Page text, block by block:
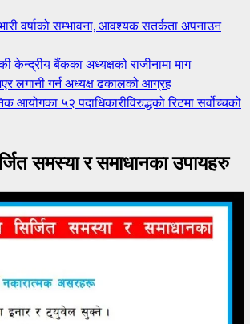
वर्षाको सम्भावना, आवश्यक सतर्कता अपनाउन
केन्द्रीय बैंकका अध्यक्षको राजीनामा माग
लगानी गर्न अध्यक्ष ढकालको आग्रह
आयोगका ५२ पदाधिकारीविरुद्धको रिटमा सर्वोच्चको
समस्या र समाधानका उपायहरु